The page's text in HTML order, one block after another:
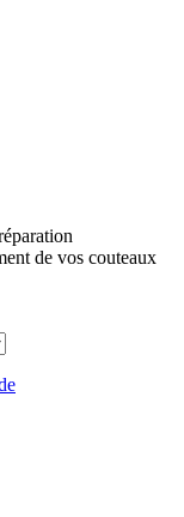
de vos couteaux